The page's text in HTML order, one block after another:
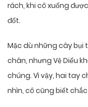
rách, khi cô xuống
đốt.
Mặc dù những cây bụi
chân, nhưng Vệ Diểu
chúng. Vì vậy, hai tay
nhìn, cô cũng biết